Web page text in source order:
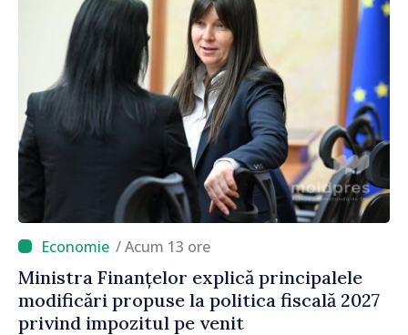
/ Acum 13 ore
Ministra Finanțelor explică principalele
modificări propuse la politica fiscală 2027
privind impozitul pe venit